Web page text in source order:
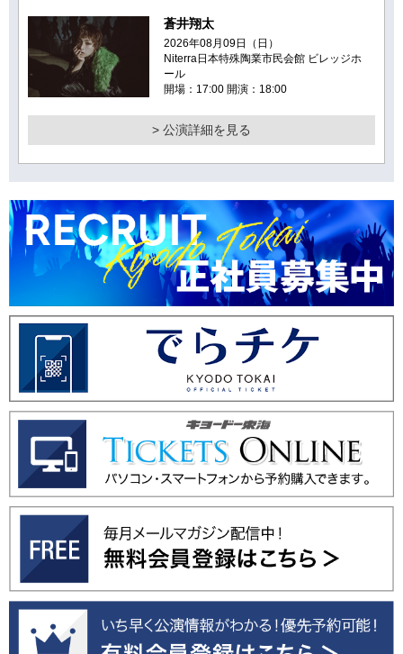
蒼井翔太
2026年08月09日（日）
Niterra日本特殊陶業市民会館 ビレッジホ
ール
開場：17:00 開演：18:00
> 公演詳細を見る